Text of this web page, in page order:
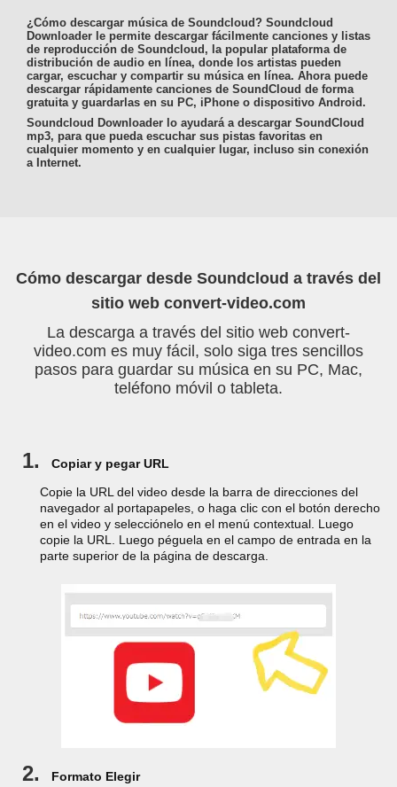
¿Cómo descargar música de Soundcloud? Soundcloud
Downloader le permite descargar fácilmente canciones y listas
de reproducción de Soundcloud, la popular plataforma de
distribución de audio en línea, donde los artistas pueden
cargar, escuchar y compartir su música en línea. Ahora puede
descargar rápidamente canciones de SoundCloud de forma
gratuita y guardarlas en su PC, iPhone o dispositivo Android.
Soundcloud Downloader lo ayudará a descargar SoundCloud
mp3, para que pueda escuchar sus pistas favoritas en
cualquier momento y en cualquier lugar, incluso sin conexión
a Internet.
Cómo descargar desde Soundcloud a través del
sitio web convert-video.com
La descarga a través del sitio web convert-
video.com es muy fácil, solo siga tres sencillos
pasos para guardar su música en su PC, Mac,
teléfono móvil o tableta.
1.
Copiar y pegar URL
Copie la URL del video desde la barra de direcciones del
navegador al portapapeles, o haga clic con el botón derecho
en el video y selecciónelo en el menú contextual. Luego
copie la URL. Luego péguela en el campo de entrada en la
parte superior de la página de descarga.
2.
Formato Elegir